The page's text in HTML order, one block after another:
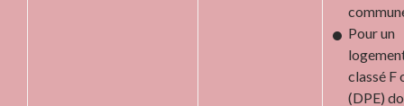
Pour un
classé F
(DPE)